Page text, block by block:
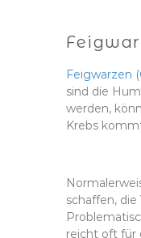
Feigwarzen
sind die
werden,
Krebs
schaffen,
reicht oft für